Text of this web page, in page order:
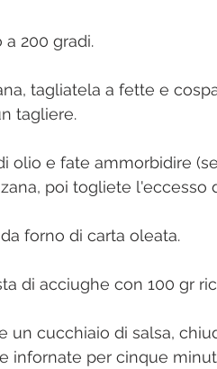
a 200 gradi.
tagliatela a fette e
tagliere.
olio e fate ammorbidire
poi togliete l'eccesso
forno di carta oleata.
di acciughe con 100 gr
un cucchiaio di salsa,
infornate per cinque